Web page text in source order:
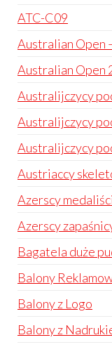
ATC-C09
Australian Open
Australian Open
Australijczycy
Australijczycy
Australijczycy
Austriaccy
Azerscy
Azerscy
Bagatela duże
Balony
Balony z Logo
Balony z